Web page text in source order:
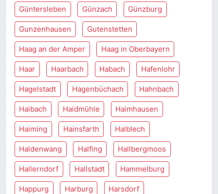
Güntersleben Günzach Günzburg
Gunzenhausen Gutenstetten
Haag an der Amper Haag in Oberbayern
Haar Haarbach Habach Hafenlohr
Hagelstadt Hagenbüchach Hahnbach
Haibach Haidmühle Haimhausen
Haiming Hainsfarth Halblech
Haldenwang Halfing Hallbergmoos
Hallerndorf Hallstadt Hammelburg
Happurg Harburg Harsdorf